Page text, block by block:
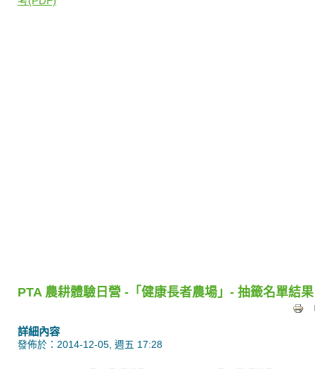
PTA 農耕體驗日營 -「健康長者農場」- 抽籤名單結果
詳細內容
發佈於：2014-12-05, 週五 17:28